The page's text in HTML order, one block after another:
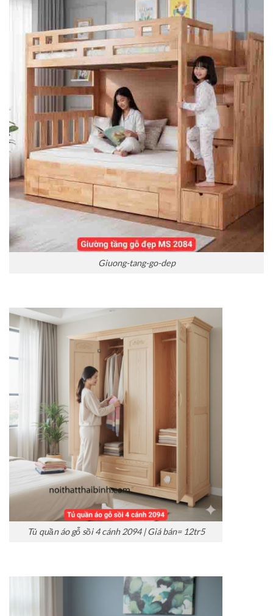
Giuong-tang-go-dep
Tủ quần áo gỗ sồi 4 cánh 2094 | Giá bán= 12tr5